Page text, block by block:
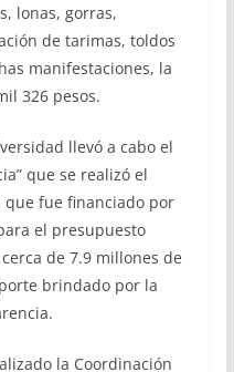
lonas, gorras,
de tarimas, toldos
manifestaciones, la
326 pesos.
llevó a cabo el
que se realizó el
que fue financiado por
el presupuesto
de 7.9 millones de
brindado por la
la Coordinación